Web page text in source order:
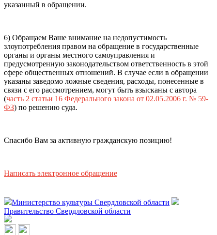
указанный в обращении.
6) Обращаем Ваше внимание на недопустимость
злоупотребления правом на обращение в государственные
органы и органы местного самоуправления и
предусмотренную законодательством ответственность в этой
сфере общественных отношений. В случае если в обращении
указаны заведомо ложные сведения, расходы, понесенные в
связи с его рассмотрением, могут быть взысканы с автора
(часть 2 статьи 16 Федерального закона от 02.05.2006 г. № 59-
ФЗ) по решению суда.
Спасибо Вам за активную гражданскую позицию!
Написать электронное обращение
Министерство культуры Свердловской области
Правительство Свердловской области